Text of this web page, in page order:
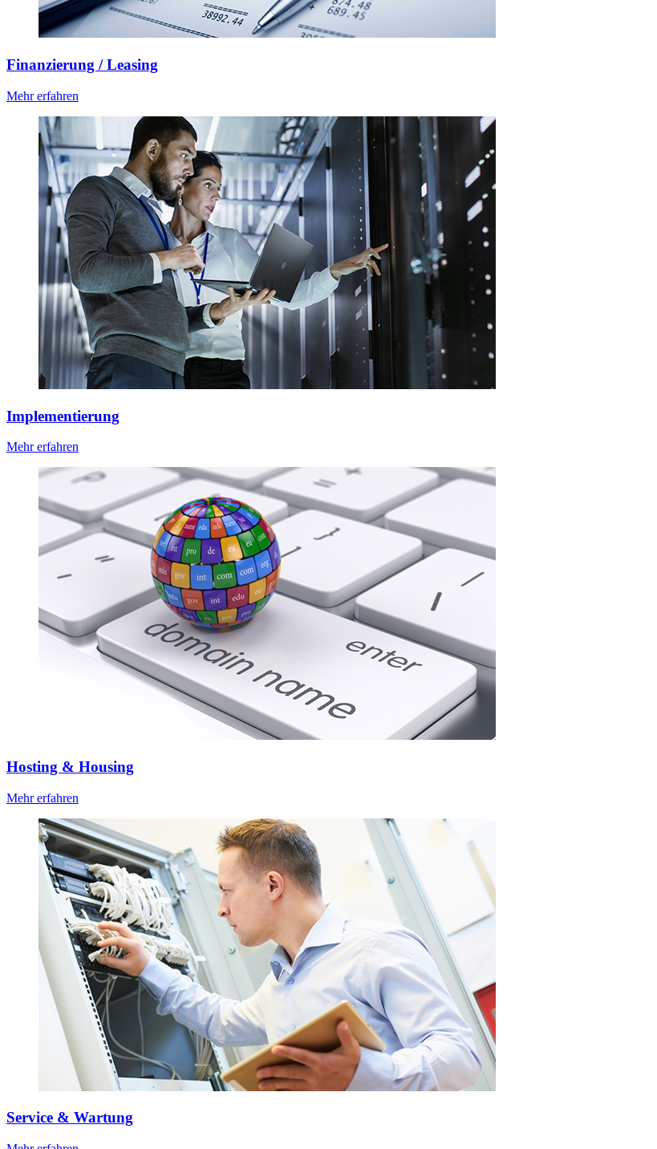
Finanzierung / Leasing
Mehr erfahren
Implementierung
Mehr erfahren
Hosting & Housing
Mehr erfahren
Service & Wartung